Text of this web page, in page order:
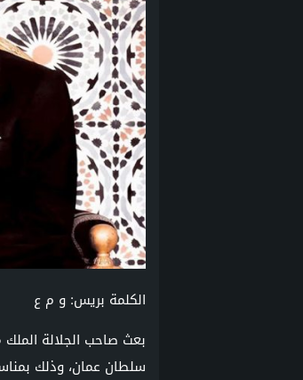
الكلمة بريس: و م ع
بعث صاحب الجلالة
سلطان عمان، وذلك